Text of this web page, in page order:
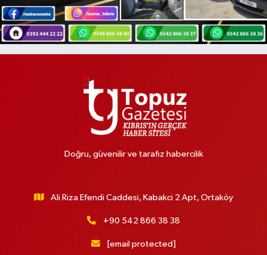
Doğru, güvenilir ve tarafız habercilik
Ali Riza Efendi Caddesi, Kabakci 2 Apt, Ortaköy
+90 542 866 38 38
[email protected]